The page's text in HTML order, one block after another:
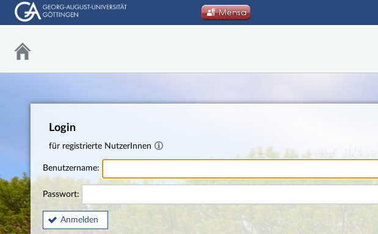
Login
für registrierte NutzerInnen
Benutzername:
Passwort:
Anmelden